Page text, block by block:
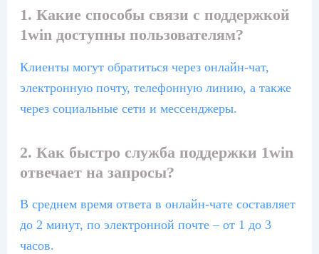
1. Какие способы связи с поддержкой
1win доступны пользователям?
Клиенты могут обратиться через онлайн-чат,
электронную почту, телефонную линию, а также
через социальные сети и мессенджеры.
2. Как быстро служба поддержки 1win
отвечает на запросы?
В среднем время ответа в онлайн-чате составляет
до 2 минут, по электронной почте – от 1 до 3
часов.